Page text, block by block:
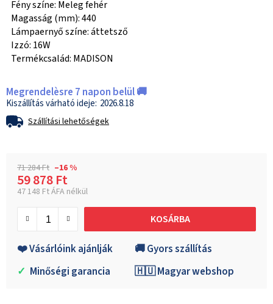
Fény színe: Meleg fehér
Magasság (mm): 440
Lámpaernyő színe: áttetsző
Izzó: 16W
Termékcsalád: MADISON
Megrendelèsre 7 napon belül 🚚
2026.8.18
Szállítási lehetőségek
71 284 Ft –16 %
59 878 Ft
47 148 Ft ÁFA nélkül
KOSÁRBA
❤️ Vásárlóink ajánlják
🚚 Gyors szállítás
✓ Minőségi garancia 🇭🇺 Magyar webshop